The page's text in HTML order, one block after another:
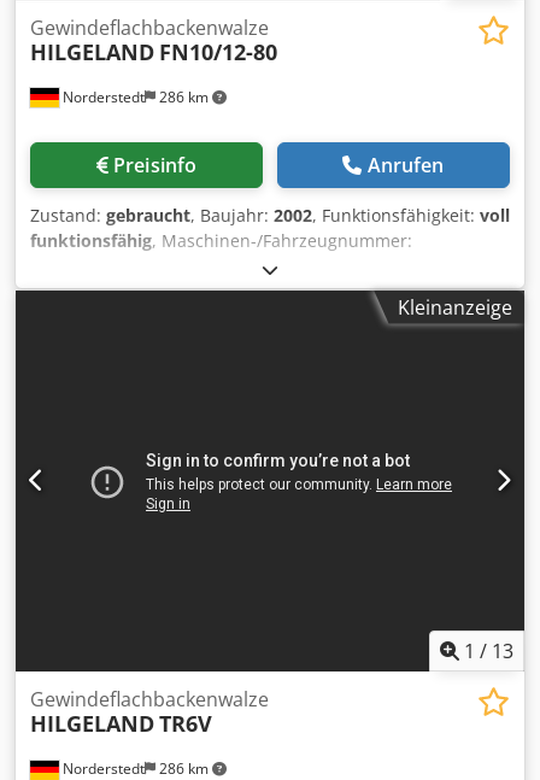
Norderstedt 286 km
Gewindeflachbackenwalze
HILGELAND FN10/12-80
Preisinfo Anrufen
Zustand: gebraucht, Baujahr: 2002, Funktionsfähigkeit: voll
funktionsfähig, Maschinen-/Fahrzeugnummer:
, Offertennummer: M14L/9004 Maschinenart:
Gewindeflachbackenwalze Info: Schwingförderer Fabrikat:
HILGELAND Dsdpfx Aowi T U Tjagekr Typ: FN10/12-80Kleinanzeige
1 / 13
Norderstedt 286 km
Gewindeflachbackenwalze
HILGELANDTR6V